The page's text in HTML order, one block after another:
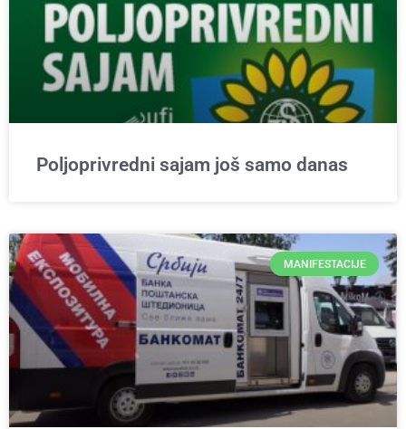
Poljoprivredni sajam još samo danas
MANIFESTACIJE